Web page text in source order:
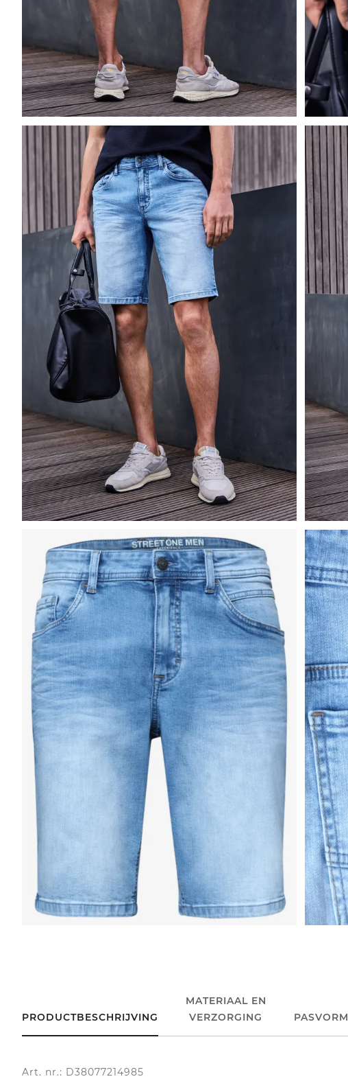
PRODUCTBESCHRIJVING
MATERIAAL EN
VERZORGING
PASVORM
Art. nr.: D38077214985